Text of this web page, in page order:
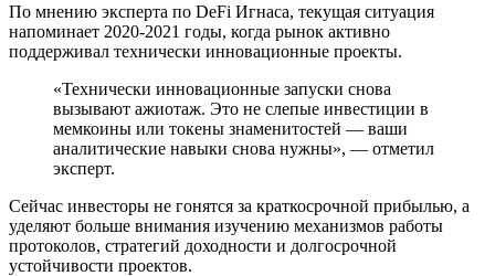
По мнению эксперта по DeFi Игнаса, текущая ситуация
напоминает 2020-2021 годы, когда рынок активно
поддерживал технически инновационные проекты.
«Технически инновационные запуски снова
вызывают ажиотаж. Это не слепые инвестиции в
мемкоины или токены знаменитостей — ваши
аналитические навыки снова нужны», — отметил
эксперт.
Сейчас инвесторы не гонятся за краткосрочной прибылью, а
уделяют больше внимания изучению механизмов работы
протоколов, стратегий доходности и долгосрочной
устойчивости проектов.